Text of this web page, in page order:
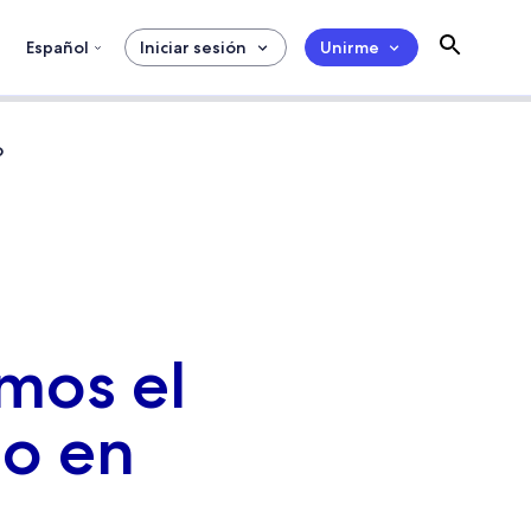
Español Iniciar sesión Unirme
el
en